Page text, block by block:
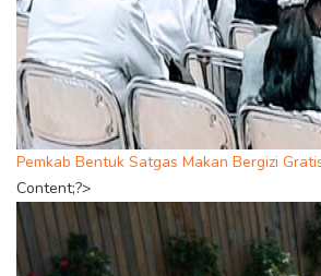
Pemkab Bentuk Satgas Makan Bergizi
Content;?>